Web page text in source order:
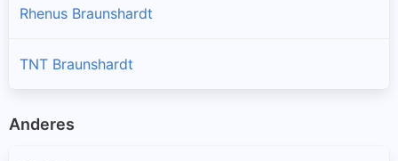
Rhenus Braunshardt
TNT Braunshardt
Anderes